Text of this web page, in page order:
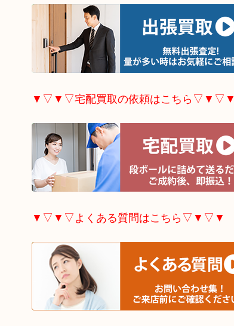
▼▽▼▽宅配買取の依頼はこちら▽▼▽▼
▼▽▼▽よくある質問はこちら▽▼▽▼